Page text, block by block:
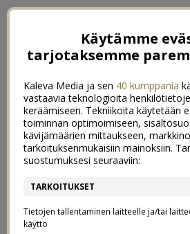
Käytämme
tarjotaksemme
Kaleva Media ja sen 40 kumppania
vastaavia teknologioita
keräämiseen. Tekniikoita käytetään
toiminnan optimoimiseen,
kävijämäärien mittaukseen,
tarkoituksenmukaisiin mainoksiin.
suostumuksesi seuraaviin:
TARKOITUKSET
Tietojen tallentaminen laitteelle ja/tai
käyttö